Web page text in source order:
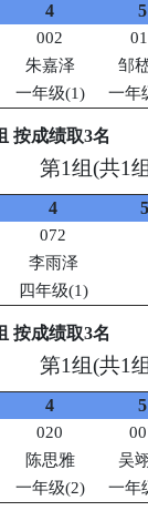
4 5
002
朱嘉泽
邹
一年级(1) 一年
按成绩取3名
第1组(共1
4 5
072
李雨泽
四年级(1)
按成绩取3名
第1组(共1
4 5
020
陈思雅
吴
一年级(2) 一年